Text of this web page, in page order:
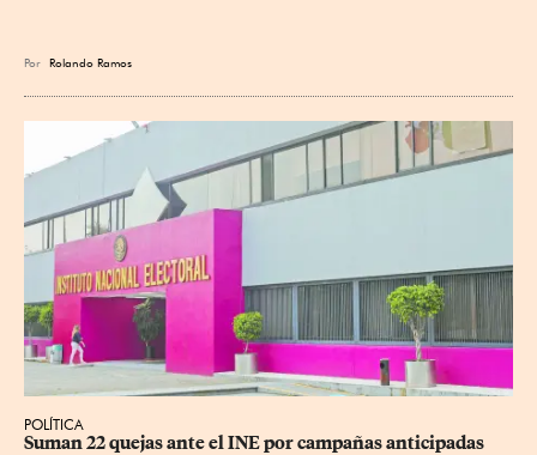
Por Rolando Ramos
POLÍTICA
Suman 22 quejas ante el INE por campañas anticipadas